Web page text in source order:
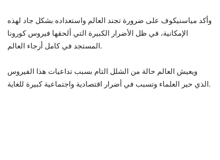
وأكد مياسنيكوف على ضرورة تجند العالم واستعداده بشكل جاد لهذه
الإمكانية، في ظل الأضرار الكبيرة التي ألحقها فيروس كورونا
المستجد في كامل أرجاء العالم.
ويعيش العالم حالة من الشلل التام بسبب تداعيات هذا الفيروس
الذي حير العلماء وتسبب في أضرار اقتصادية واجتماعية كبيرة للغاية.